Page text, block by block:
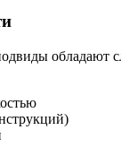
обладают